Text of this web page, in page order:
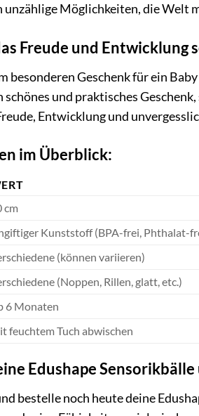
Möglichkeiten, die Welt
Freude und Entwicklung
besonderen Geschenk für ein
schönes und praktisches
Entwicklung und
im Überblick:
cm
Kunststoff (BPA-frei, Phthalat-
(können variieren)
(Noppen, Rillen, glatt, etc.)
6 Monaten
feuchtem Tuch abwischen
Edushape
bestelle noch heute deine